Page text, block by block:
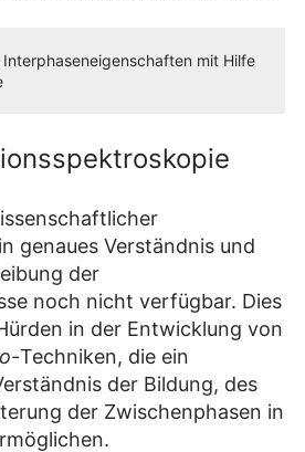
mit Hilfe
genaues Verständnis und
der
noch nicht verfügbar. Dies
in der Entwicklung von
Techniken, die ein
der Bildung, des
der Zwischenphasen in